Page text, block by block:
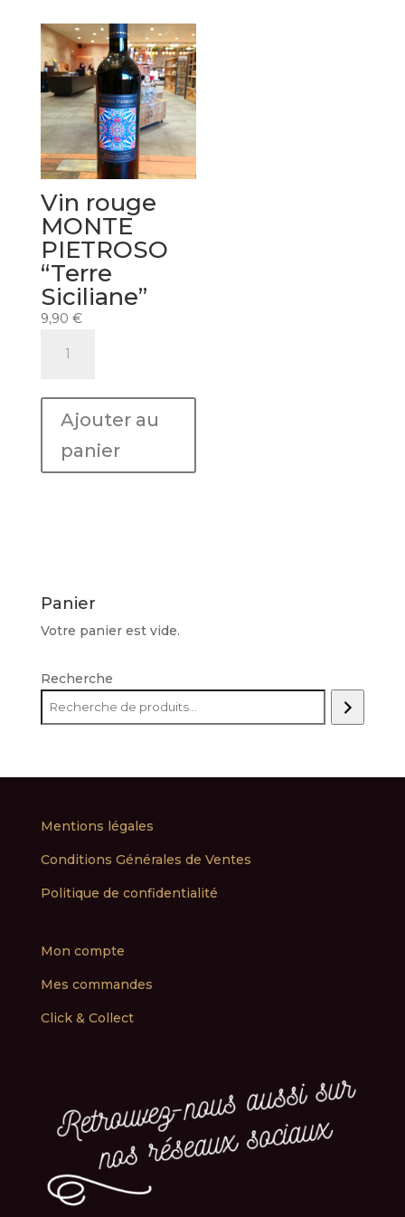
Vin rouge
MONTE
PIETROSO
“Terre
Siciliane”
9,90 €
rouge
MONTE
PIETROSO
"Terre
Ajouter au
panier
Panier
Votre panier est vide.
Recherche
Mentions légales
Conditions Générales de Ventes
Politique de confidentialité
Mon compte
Mes commandes
Click & Collect